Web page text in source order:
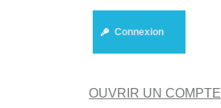
Connexion
OUVRIR UN COMPTE